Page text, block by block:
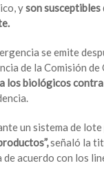
yson susceptibles
se emite
de la Comisión
los biológicos
un sistema de
señaló la
acuerdo con los